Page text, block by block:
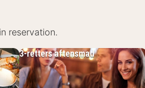
reservation.
3-retters aftensmad